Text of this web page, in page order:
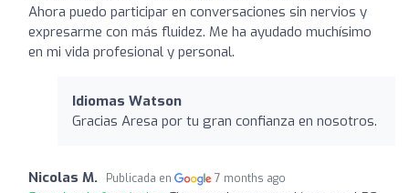
Ahora puedo participar en conversaciones sin nervios y
expresarme con más fluidez. Me ha ayudado muchísimo
en mi vida profesional y personal.
Idiomas Watson
Gracias Aresa por tu gran confianza en nosotros.
Nicolas M. Publicada en 7 months ago